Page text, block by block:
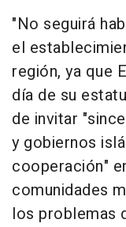
"No seguirá
el
región, ya que
día de su
de invitar
y gobiernos
cooperación"
comunidades
los problemas